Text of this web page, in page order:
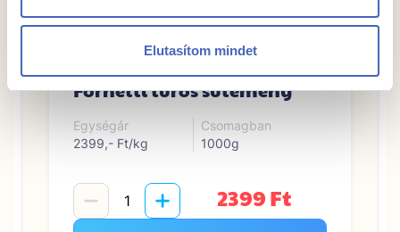
Elutasítom mindet
Fornetti túrós sütemény
Egységár
2399,- Ft/kg
Csomagban
1000g
2399 Ft